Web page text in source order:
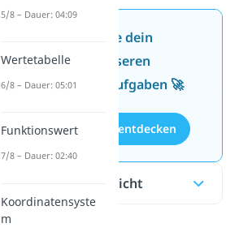
Jetzt neu: Teste dein
Wissen mit unseren
kostenlosen Aufgaben 🚀
Aufgaben entdecken
Inhaltsübersicht
5/8 – Dauer: 04:09
Wertetabelle
6/8 – Dauer: 05:01
Funktionswert
7/8 – Dauer: 02:40
Koordinatensyste
m